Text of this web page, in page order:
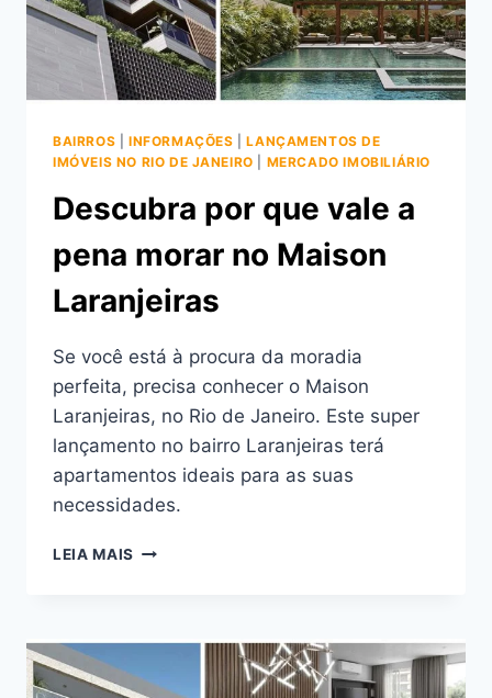
BAIRROS INFORMAÇÕES |LANÇAMENTOS DE
IMÓVEIS NO RIO DE JANEIRO
MERCADO IMOBILIÁRIO
Descubra por que vale a
pena morar no Maison
Laranjeiras
Se você está à procura da moradia
perfeita, precisa conhecer o Maison
Laranjeiras, no Rio de Janeiro. Este super
lançamento no bairro Laranjeiras terá
apartamentos ideais para as suas
necessidades.
LEIA MAIS DESCUBRA
A
MORAR